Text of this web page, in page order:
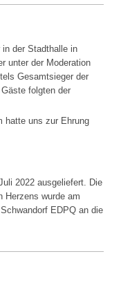
in der Stadthalle in
unter der Moderation
Gesamtsieger der
folgten der
hatte uns zur Ehrung
2022 ausgeliefert. Die
Herzens wurde am
EDPQ an die